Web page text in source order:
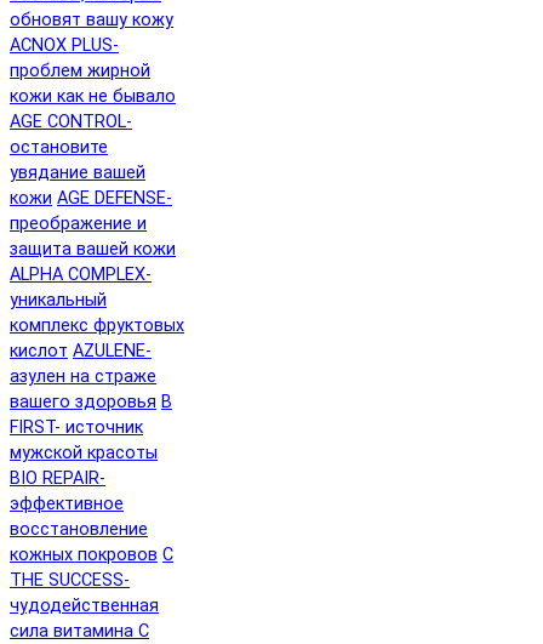
обновят вашу кожу
ACNOX PLUS-
проблем жирной
кожи как не бывало
AGE CONTROL-
остановите
увядание вашей
кожи AGE DEFENSE-
преображение и
защита вашей кожи
ALPHA COMPLEX-
уникальный
комплекс фруктовых
кислот AZULENE-
азулен на страже
вашего здоровья B
FIRST- источник
мужской красоты
BIO REPAIR-
эффективное
восстановление
кожных покровов C
THE SUCCESS-
чудодейственная
сила витамина C